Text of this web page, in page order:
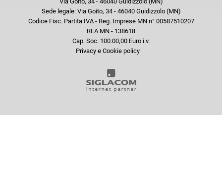
Sede legale: Via Goito, 34 - 46040 Guidizzolo (MN)
Codice Fisc. Partita IVA - Reg. Imprese MN n° 00587510207
REA MN - 138618
Cap. Soc. 100.00,00 Euro i.v.
Privacy e Cookie policy